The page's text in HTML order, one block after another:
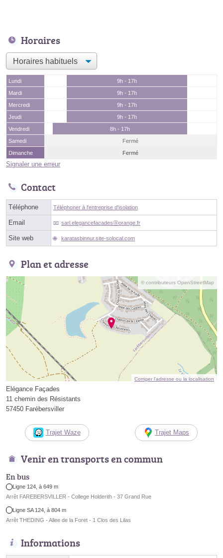
Horaires
Lundi
9h - 17h
Mardi
9h - 17h
Mercredi
9h - 17h
Jeudi
9h - 17h
Vendredi
8h - 17h
Samedi
Fermé
Dimanche
Fermé
Signaler une erreur
Contact
Téléphone Téléphoner à l'entreprise d'isolation
Email sarl.elegancefacadesⓐorange.fr
Site web karatasbinnur.site-solocal.com
Plan et adresse
© contributeurs OpenStreetMap
Corriger l’adresse ou la localisation
Elégance Façades
11 chemin des Résistants
57450 Farébersviller
Trajet Waze Trajet Maps
Venir en transports en commun
En bus
Ligne 124, à 649 m
Arrêt FAREBERSVILLER - College Holderith - 37 Grand Rue
Ligne SA 124, à 804 m
Arrêt THEDING - Allee de la Foret - 1 Clos des Lilas
Informations